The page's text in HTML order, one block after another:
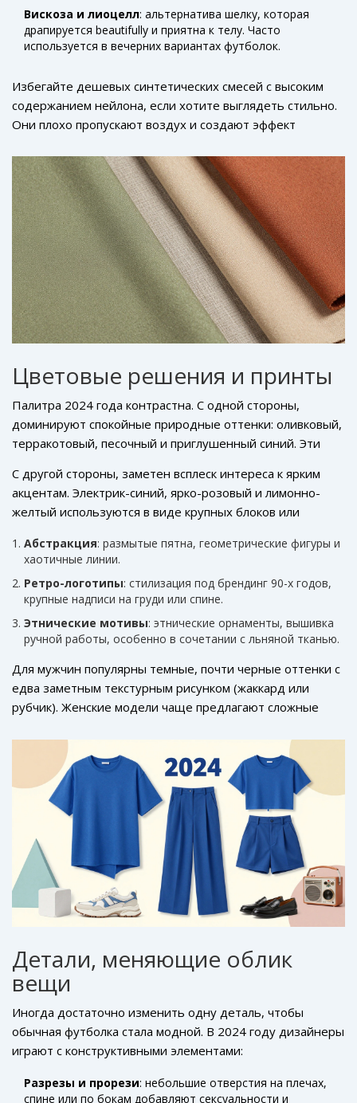
Вискоза и лиоцелл: альтернатива шелку, которая
драпируется beautifully и приятна к телу. Часто
используется в вечерних вариантах футболок.
Избегайте дешевых синтетических смесей с высоким
содержанием нейлона, если хотите выглядеть стильно.
Они плохо пропускают воздух и создают эффект
потребления.
Цветовые решения и принты
Палитра 2024 года контрастна. С одной стороны,
доминируют спокойные природные оттенки: оливковый,
терракотовый, песочный и приглушенный синий. Эти
монохромные образы.
С другой стороны, заметен всплеск интереса к ярким
акцентам. Электрик-синий, ярко-розовый и лимонно-
желтый используются в виде крупных блоков или
Абстракция: размытые пятна, геометрические фигуры и
хаотичные линии.
Ретро-логотипы: стилизация под брендинг 90-х годов,
крупные надписи на груди или спине.
Этнические мотивы: этнические орнаменты, вышивка
ручной работы, особенно в сочетании с льняной тканью.
Для мужчин популярны темные, почти черные оттенки с
едва заметным текстурным рисунком (жаккард или
рубчик). Женские модели чаще предлагают сложные
Детали, меняющие облик
вещи
Иногда достаточно изменить одну деталь, чтобы
обычная футболка стала модной. В 2024 году дизайнеры
играют с конструктивными элементами:
Разрезы и прорези: небольшие отверстия на плечах,
спине или по бокам добавляют сексуальности и